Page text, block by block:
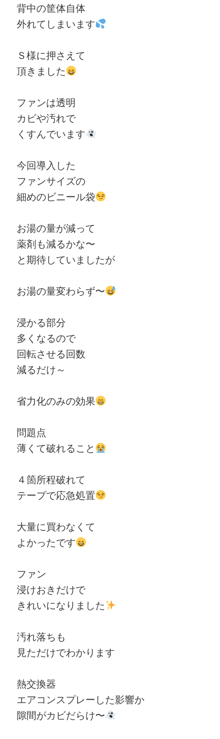
背中の筐体自体
外れてしまいます
Ｓ様に押さえて
頂きました
ファンは透明
カビや汚れで
くすんでいます
今回導入した
ファンサイズの
細めのビニール袋
お湯の量が減って
薬剤も減るかな〜
と期待していましたが
お湯の量変わらず〜
浸かる部分
多くなるので
回転させる回数
減るだけ～
省力化のみの効果
問題点
薄くて破れること
４箇所程破れて
テープで応急処置
大量に買わなくて
よかったです
ファン
浸けおきだけで
きれいになりました
汚れ落ちも
見ただけでわかります
熱交換器
エアコンスプレーした影響か
隙間がカビだらけ〜